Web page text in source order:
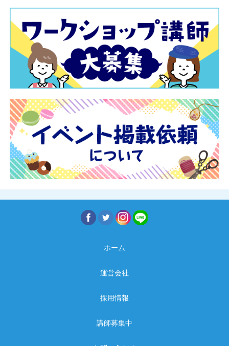
ホーム
運営会社
採用情報
講師募集中